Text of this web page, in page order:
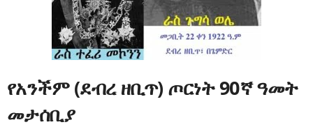
የአንችም (ደብረ ዘቢጥ) ጦርነት 90ኛ ዓመት
መታሰቢያ